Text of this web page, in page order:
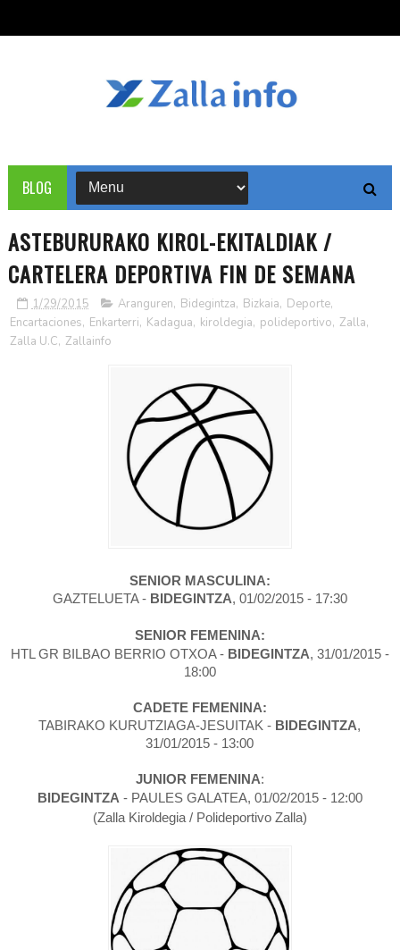
BLOG
ASTEBURURAKO KIROL-EKITALDIAK /
CARTELERA DEPORTIVA FIN DE SEMANA
1/29/2015 Aranguren, Bidegintza, Bizkaia, Deporte,
Encartaciones, Enkarterri, Kadagua, kiroldegia, polideportivo, Zalla,
Zalla U.C, Zallainfo
SENIOR MASCULINA:
GAZTELUETA - BIDEGINTZA, 01/02/2015 - 17:30
SENIOR FEMENINA:
HTL GR BILBAO BERRIO OTXOA - BIDEGINTZA, 31/01/2015 -
18:00
CADETE FEMENINA:
TABIRAKO KURUTZIAGA-JESUITAK - BIDEGINTZA,
31/01/2015- 13:00
JUNIOR FEMENINA:
BIDEGINTZA - PAULES GALATEA, 01/02/2015 - 12:00
(Zalla Kiroldegia / Polideportivo Zalla)